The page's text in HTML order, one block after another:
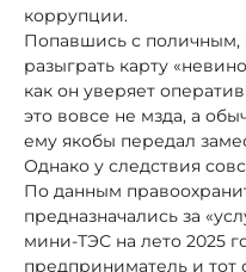
коррупции.
Попавшись с поличным,
разыграть карту
как он уверяет
это вовсе не мзда, а
ему якобы передал
Однако у следствия
По данным
предназначались за
мини-ТЭС на лето 2025
предприниматель и тот